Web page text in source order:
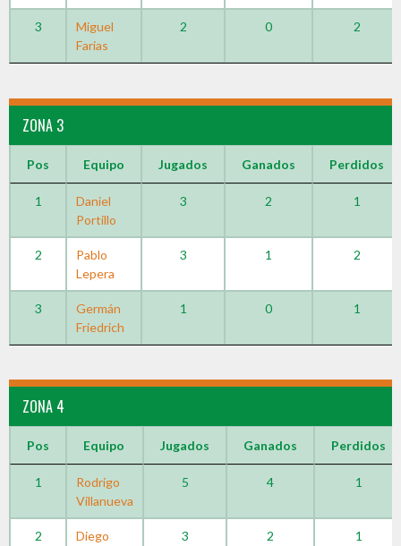
3
Miguel
Farias
2 0 2
ZONA 3
Pos Equipo Jugados Ganados Perdidos
1
Daniel
Portillo
3 2 1
2
Pablo
Lepera
3 1 2
3
Germán
Friedrich
1 0 1
ZONA 4
Pos Equipo Jugados Ganados Perdidos
1
Rodrigo
Villanueva
5 4 1
2
Diego
3 2 1